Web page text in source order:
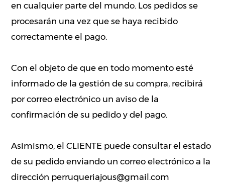
en cualquier parte del mundo. Los pedidos se
procesarán una vez que se haya recibido
correctamente el pago.
Con el objeto de que en todo momento esté
informado de la gestión de su compra, recibirá
por correo electrónico un aviso de la
confirmación de su pedido y del pago.
Asimismo, el CLIENTE puede consultar el estado
de su pedido enviando un correo electrónico a la
dirección perruqueriajous@gmail.com